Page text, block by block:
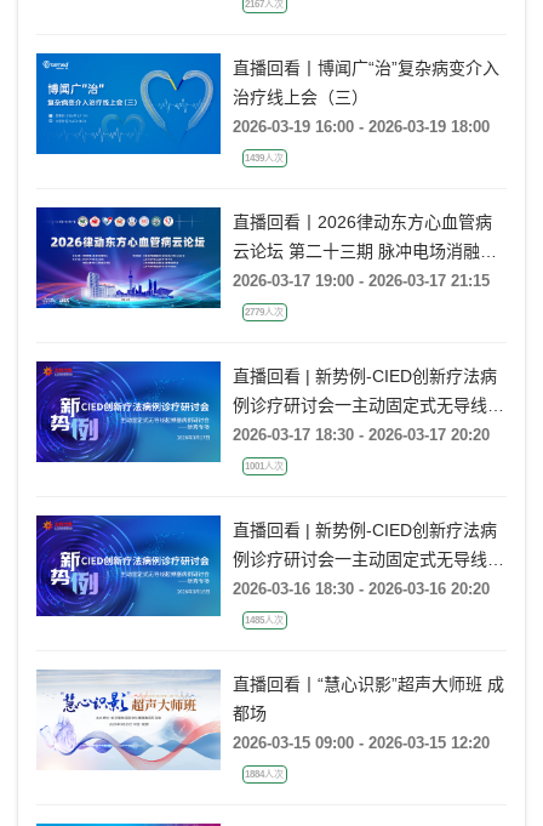
2167人次
直播回看丨博闻广“治”复杂病变介入
治疗线上会（三）
2026-03-19 16:00 - 2026-03-19 18:00
1439人次
直播回看丨2026律动东方心血管病
云论坛 第二十三期 脉冲电场消融进
展研讨
2026-03-17 19:00 - 2026-03-17 21:15
2779人次
直播回看 | 新势例-CIED创新疗法病
例诊疗研讨会一主动固定式无导线起
搏器病例研讨会一新秀专场
2026-03-17 18:30 - 2026-03-17 20:20
1001人次
直播回看 | 新势例-CIED创新疗法病
例诊疗研讨会一主动固定式无导线起
搏器病例研讨会一新秀专场
2026-03-16 18:30 - 2026-03-16 20:20
1485人次
直播回看丨“慧心识影”超声大师班 成
都场
2026-03-15 09:00 - 2026-03-15 12:20
1884人次